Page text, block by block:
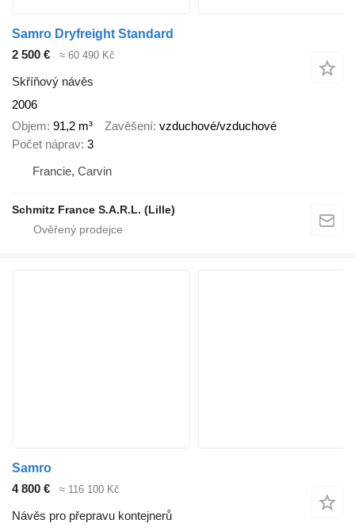
Samro Dryfreight Standard
2 500 €
≈ 60 490 Kč
Skříňový návěs
2006
Objem 91,2 m³ Zavěšení vzduchové/vzduchové
Počet náprav 3
Francie, Carvin
Schmitz France S.A.R.L. (Lille)
Samro
4 800 €
≈ 116 100 Kč
Návěs pro přepravu kontejnerů